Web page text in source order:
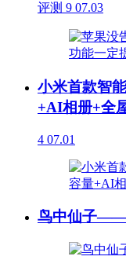
评测 9 07.03
小米首款智
+AI相册+全
4 07.01
鸟中仙子——